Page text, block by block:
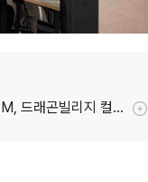
드래곤빌리지, 드래곤빌리지M, 드래곤빌리지 컬렉션